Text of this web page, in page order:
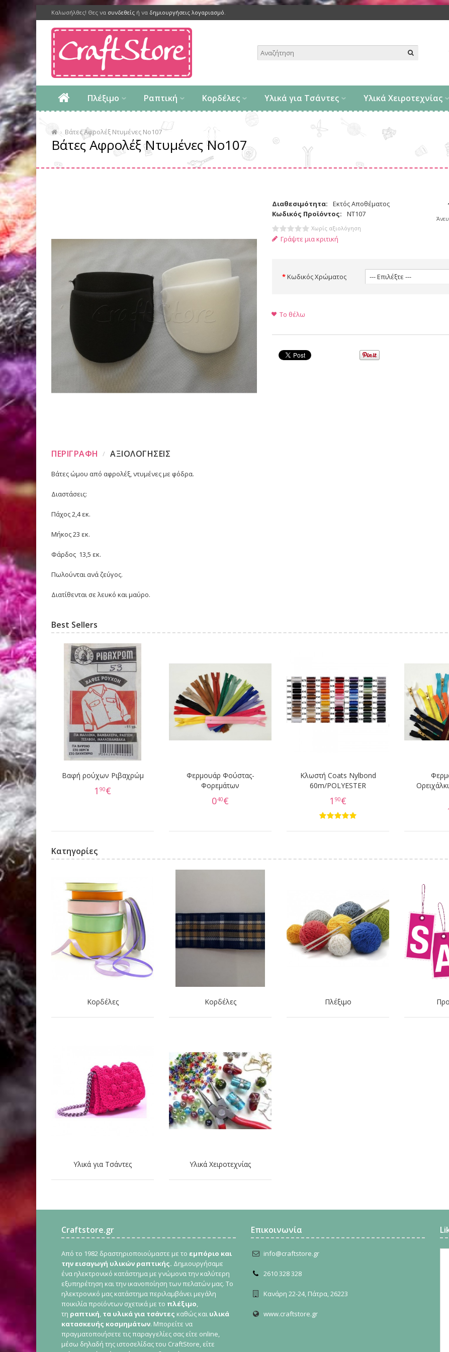
Καλωσήλθες! Θες να συνδεθείς ή να δημιουργήσεις λογαριασμό.
Πλέξιμο Ραπτική Κορδέλες Υλικά για Τσάντες Υλικά Χειροτεχνίας
Βάτες Αφρολέξ Ντυμένες Νο107
Βάτες Αφρολέξ Ντυμένες Νο107
Διαθεσιμότητα:
Εκτός Αποθέματος
Κωδικός Προϊόντος:
ΝΤ107
Χωρίς αξιολόγηση
Γράψτε μια κριτική
Κωδικός Χρώματος
Το θέλω
ΠΕΡΙΓΡΑΦΗ ΑΞΙΟΛΟΓΗΣΕΙΣ
Βάτες ώμου από αφρολέξ, ντυμένες με φόδρα.
Διαστάσεις:
Πάχος 2,4 εκ.
Μήκος 23 εκ.
Φάρδος 13,5 εκ.
Πωλούνται ανά ζεύγος.
Διατίθενται σε λευκό και μαύρο.
Best Sellers
Βαφή ρούχων Ριβαχρώμ
1 90€
Φερμουάρ Φούστας-
Φορεμάτων
040€
Κλωστή Coats Nylbond
60m/POLYESTER
1 90€
Κατηγορίες
Κορδέλες Κορδέλες Πλέξιμο
Υλικά για Τσάντες Υλικά Χειροτεχνίας
Craftstore.gr
Από το 1982 δραστηριοποιούμαστε με το εμπόριο και
την εισαγωγή υλικών ραπτικής. Δημιουργήσαμε
ένα ηλεκτρονικό κατάστημα με γνώμονα την καλύτερη
εξυπηρέτηση και την ικανοποίηση των πελατών μας. Το
ηλεκτρονικό μας κατάστημα περιλαμβάνει μεγάλη
ποικιλία προϊόντων σχετικά με το πλέξιμο,
τη ραπτική, τα υλικά για τσάντες καθώς και υλικά
κατασκευής κοσμημάτων. Μπορείτε να
πραγματοποιήσετε τις παραγγελίες σας είτε online,
μέσω δηλαδή της ιστοσελίδας του CraftStore, είτε
Επικοινωνία
info@craftstore.gr
2610 328 328
Κανάρη 22-24, Πάτρα, 26223
www.craftstore.gr